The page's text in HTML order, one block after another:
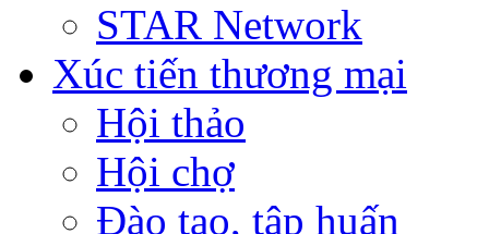
STAR Network
Xúc tiến thương mại
Hội thảo
Hội chợ
Đào tạo, tập huấn